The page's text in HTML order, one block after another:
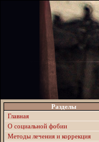
Разделы
Главная
О социальной фобии
Методы лечения и коррекция